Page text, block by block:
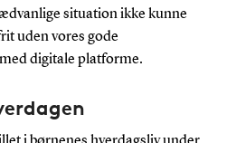
situation ikke kunne
uden vores gode
digitale platforme.